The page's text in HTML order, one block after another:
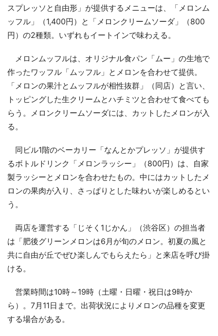
スプレッソと自由形」が提供するメニューは、「メロンム
ッフル」（1,400円）と「メロンクリームソーダ」（800
円）の2種類。いずれもイートインで味わえる。
メロンムッフルは、オリジナル食パン「ムー」の生地で
作ったワッフル「ムッフル」とメロンを合わせて提供。
「メロンの果汁とムッフルが相性抜群」（同店）と言い、
トッピングした生クリームとハチミツと合わせて食べても
らう。メロンクリームソーダには、カットしたメロンが入
る。
同ビル1階のベーカリー「なんとかプレッソ」が提供す
るボトルドリンク「メロンラッシー」（800円）は、自家
製ラッシーとメロンを合わせたもの。中にはカットしたメ
ロンの果肉が入り、さっぱりとした味わいが楽しめるとい
う。
両店を運営する「じそく1じかん」（渋谷区）の担当者
は「肥後グリーンメロンは6月が旬のメロン。初夏の風と
共に自由が丘でぜひ楽しんでもらえたら」と来店を呼び掛
ける。
営業時間は10時～19時（土曜・日曜・祝日は9時か
ら）。7月11日まで。出荷状況によりメロンの品種を変更
する場合がある。